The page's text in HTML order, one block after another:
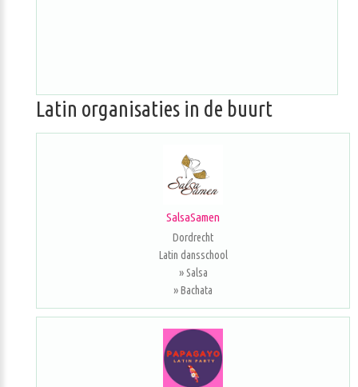
Latin organisaties in de buurt
SalsaSamen
Dordrecht
Latin dansschool
» Salsa
» Bachata